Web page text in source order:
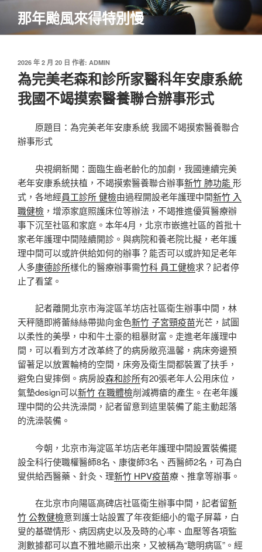
主
那年颱風來得特別慢
發
佈
於
2026 年 2 月 20 日 作者: ADMIN
為完美老森和診所家醫科年安康系統
我國不竭摸索醫養聯合辦事形式
原題目：為完美老年安康系統 我國不竭摸索醫養聯合
辦事形式
央視網新聞：面臨生齒老齡化的加劇，我國連續完美
老年安康系統扶植，不竭摸索醫養聯合辦事新竹 肺功能 形
式，各地經員工診所 健檢由過程開設老年護理中間新竹 入
職健檢 ，增添家庭照護床位等辦法，不竭推進優質醫療辦
事下沉至社區和家庭。本年4月，北京市嵌進社區的首批十
家老年護理中間陸續開診。與病院和養老院比擬，老年護
理中間可以或許供給如何的辦事？能否可以或許知足老年
人多康德診所樣化的醫療辦事需竹科 員工健檢求？記者停
止了看望。
記者離開北京市海淀區羊坊店社區衛生辦事中間，林
天秤隨即將蕾絲絲帶拋向金色新竹 子宮頸疫苗光芒，試圖
以柔性的美學，中和牛土豪的粗暴財富。走進老年護理中
間，可以看到方才改革終了的病房敞亮溫馨，病床旁邊預
留著足以放置輪椅的空間，床旁及衛生間都裝置了扶手，
避免白叟摔倒。病房設森和診所有20張老年人公用床位，
氣墊design可以新竹 在職體檢削減褥瘡的產生。在老年護
理中間的公共洗澡間，記者留意到這里裝備了能主動起落
的洗澡裝備。
今朝，北京市海淀區羊坊店老年護理中間設置裝備擺
設全科行使職權醫師8名、康復師3名、西醫師2名，可為白
叟供給西醫藥、針灸、理新竹 HPV疫苗療、推拿等辦事。
在北京市向陽區高碑店社區衛生辦事中間，記者留新
竹 公教健檢意到護士站設置了年夜鉅細小的電子屏幕，白
叟的基礎情形、病因病史以及及時的心率、血壓等各項監
測數據都可以直不雅地顯示出來，又被稱為“聰明病區”。經